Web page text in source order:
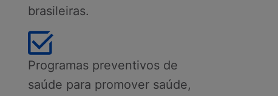
brasileiras.
Programas preventivos de
saúde para promover saúde,